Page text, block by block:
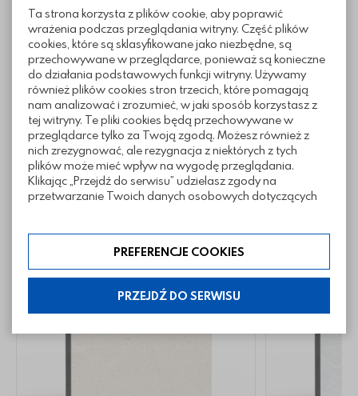
Ta strona korzysta z plików cookie, aby poprawić
wrażenia podczas przeglądania witryny. Część plików
cookies, które są sklasyfikowane jako niezbędne, są
przechowywane w przeglądarce, ponieważ są konieczne
do działania podstawowych funkcji witryny. Używamy
również plików cookies stron trzecich, które pomagają
nam analizować i zrozumieć, w jaki sposób korzystasz z
tej witryny. Te pliki cookies będą przechowywane w
przeglądarce tylko za Twoją zgodą. Możesz również z
nich zrezygnować, ale rezygnacja z niektórych z tych
plików może mieć wpływ na wygodę przeglądania.
Klikając „Przejdź do serwisu” udzielasz zgody na
przetwarzanie Twoich danych osobowych dotyczących
zakres klikając w „Preferencje cookies”. W każdej chwili
możesz modyfikować udzielone zgody w zakładce:
informacje i regulaminy — ustawienia cookies.
PREFERENCJE COOKIES
PRZEJDŹ DO SERWISU
Informacje techniczne
Pliki do pobrania
Inne z tej kategorii